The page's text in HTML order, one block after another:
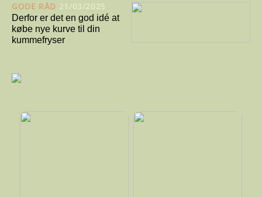
GODE RÅD 21/03/2025
Derfor er det en god idé at
købe nye kurve til din
kummefryser